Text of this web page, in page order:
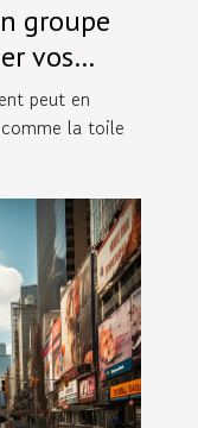
groupe
vos
peut en
la toile